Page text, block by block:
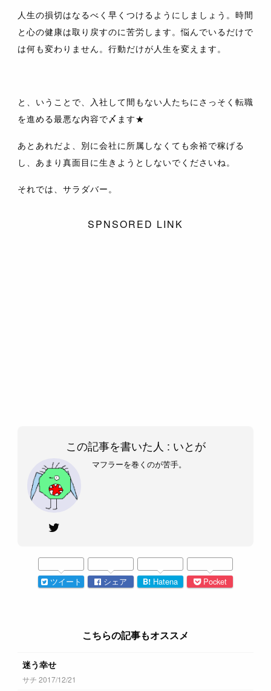
人生の損切はなるべく早くつけるようにしましょう。時間
と心の健康は取り戻すのに苦労します。悩んでいるだけで
は何も変わりません。行動だけが人生を変えます。
と、いうことで、入社して間もない人たちにさっそく転職
を進める最悪な内容で〆ます★
あとあれだよ、別に会社に所属しなくても余裕で稼げる
し、あまり真面目に生きようとしないでくださいね。
それでは、サラダバー。
SPNSORED LINK
この記事を書いた人 : いとが
マフラーを巻くのが苦手。
ツイート シェア B! Hatena Pocket
こちらの記事もオススメ
迷う幸せ
サチ 2017/12/21